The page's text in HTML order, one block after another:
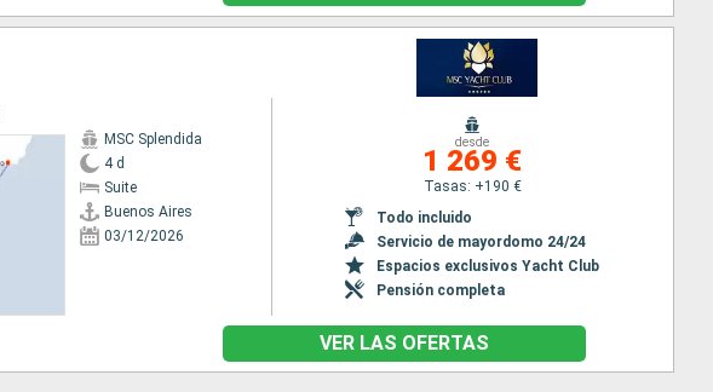
MSC Splendida
4 d
Suite
Buenos Aires
03/12/2026
desde
1 269 €
Tasas: +190 €
Todo incluido
Servicio de mayordomo 24/24
Espacios exclusivos Yacht Club
Pensión completa
VER LAS OFERTAS